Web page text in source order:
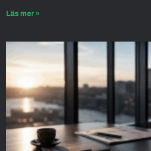
Läs mer »